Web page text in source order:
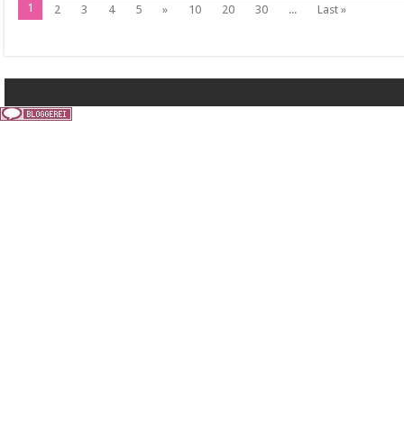
1 2 3 4 5 » 10 20 30 ... Last »